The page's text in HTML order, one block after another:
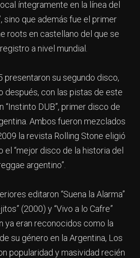
íntegramente en la línea del
sino que además fue el primer
roots en castellano del que se
a nivel mundial.
presentaron su segundo disco,
después, con las pistas de este
“Instinto DUB”, primer disco de
Ambos fueron mezclados
la revista Rolling Stone eligió
el “mejor disco de la historia del
argentino”.
editaron “Suena la Alarma”
(2000) y “Vivo a lo Cafre”
ya eran reconocidos como la
su género en la Argentina, Los
popularidad y masividad recién